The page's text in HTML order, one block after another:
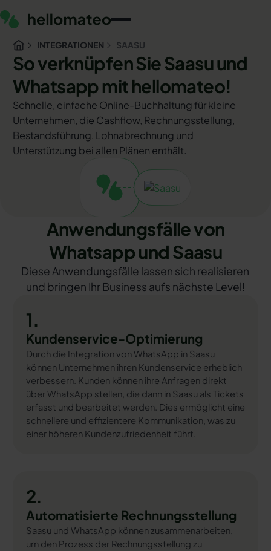
INTEGRATIONEN SAASU
So verknüpfen Sie Saasu und
Whatsapp mit hellomateo!
Schnelle, einfache Online-Buchhaltung für kleine
Unternehmen, die Cashflow, Rechnungsstellung,
Bestandsführung, Lohnabrechnung und
Unterstützung bei allen Plänen enthält.
Anwendungsfälle von
Whatsapp und Saasu
Diese Anwendungsfälle lassen sich realisieren
und bringen Ihr Business aufs nächste Level!
1.
Kundenservice-Optimierung
Durch die Integration von WhatsApp in Saasu
können Unternehmen ihren Kundenservice erheblich
verbessern. Kunden können ihre Anfragen direkt
über WhatsApp stellen, die dann in Saasu als Tickets
erfasst und bearbeitet werden. Dies ermöglicht eine
schnellere und effizientere Kommunikation, was zu
einer höheren Kundenzufriedenheit führt.
2.
Automatisierte Rechnungsstellung
Saasu und WhatsApp können zusammenarbeiten,
um den Prozess der Rechnungsstellung zu